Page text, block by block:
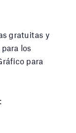
gratuitas y
los
para